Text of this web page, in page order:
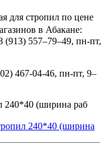
для стропил по цене
в Абакане:
(913) 557–79–49, пн-пт,
467-04-46, пн-пт, 9–
240*40 (ширина